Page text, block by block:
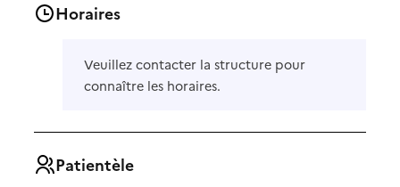
Horaires
Veuillez contacter la structure pour
connaître les horaires.
Patientèle